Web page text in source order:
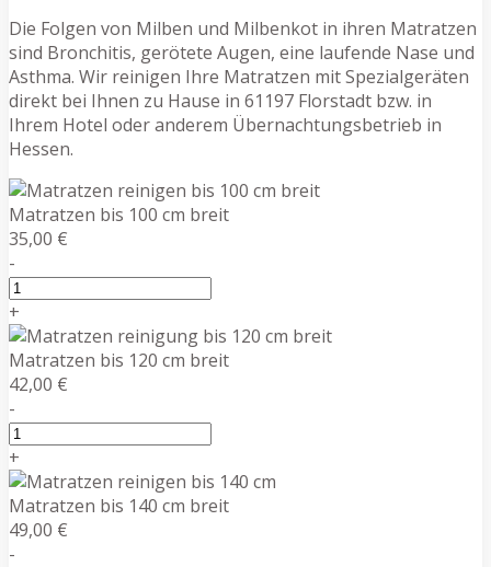
Die Folgen von Milben und Milbenkot in ihren Matratzen
sind Bronchitis, gerötete Augen, eine laufende Nase und
Asthma. Wir reinigen Ihre Matratzen mit Spezialgeräten
direkt bei Ihnen zu Hause in 61197 Florstadt bzw. in
Ihrem Hotel oder anderem Übernachtungsbetrieb in
Hessen.
Matratzen bis 100 cm breit
35,00 €
-
+
Matratzen bis 120 cm breit
42,00 €
-
+
Matratzen bis 140 cm breit
49,00 €
-